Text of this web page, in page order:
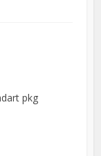
pkg